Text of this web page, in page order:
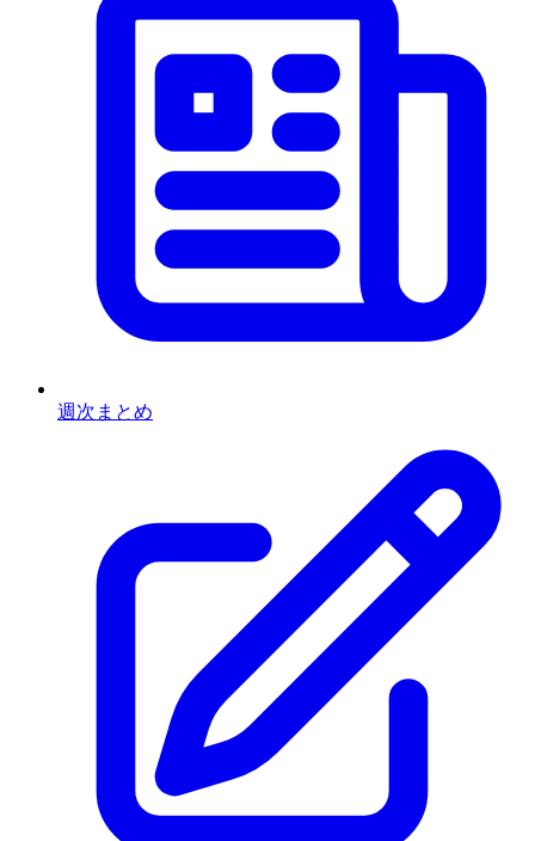
週次まとめ